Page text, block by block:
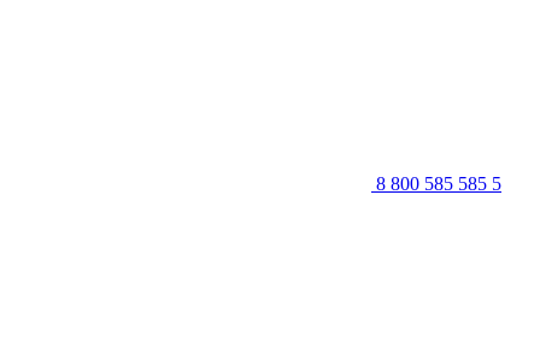
8 800 585 585 5